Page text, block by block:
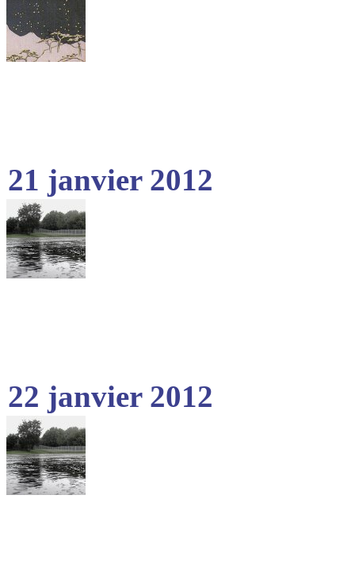
21 janvier 2012
22 janvier 2012